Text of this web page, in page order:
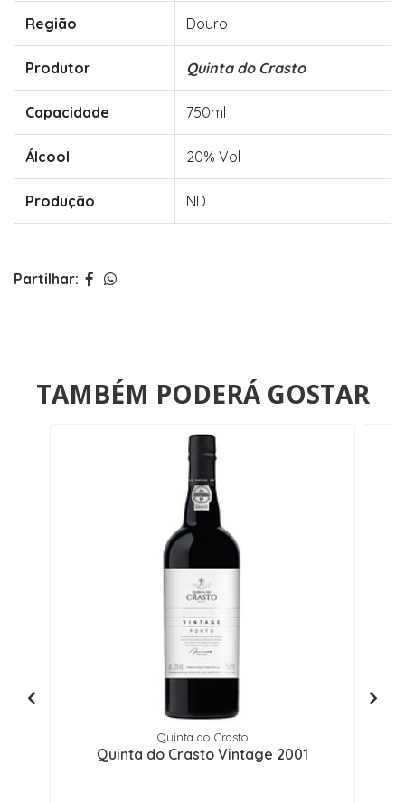
Região Douro
Produtor Quinta do Crasto
Capacidade 750ml
Álcool 20% Vol
Produção ND
Partilhar:
TAMBÉM PODERÁ GOSTAR
Quinta do Crasto
Quinta do Crasto Vintage 2001